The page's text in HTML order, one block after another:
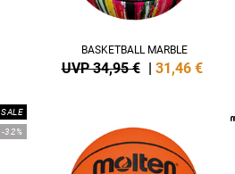
BASKETBALL MARBLE
UVP 34,95 € | 31,46 €
SALE
-32%